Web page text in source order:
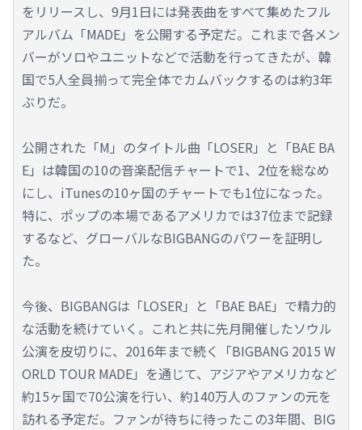
をリリースし、9月1日には発表曲をすべて集めたフル
アルバム「MADE」を公開する予定だ。これまで各メン
バーがソロやユニットなどで活動を行ってきたが、韓
国で5人全員揃って完全体でカムバックするのは約3年
ぶりだ。
公開された「M」のタイトル曲「LOSER」と「BAE BA
E」は韓国の10の音楽配信チャートで1、2位を総なめ
にし、iTunesの10ヶ国のチャートでも1位になった。
特に、ポップの本場であるアメリカでは37位まで記録
するなど、グローバルなBIGBANGのパワーを証明し
た。
今後、BIGBANGは「LOSER」と「BAE BAE」で精力的
な活動を続けていく。これと共に先月開催したソウル
公演を皮切りに、2016年まで続く「BIGBANG 2015 W
ORLD TOUR MADE」を通じて、アジアやアメリカなど
約15ヶ国で70公演を行い、約140万人のファンの元を
訪れる予定だ。ファンが待ちに待ったこの3年間、BIG